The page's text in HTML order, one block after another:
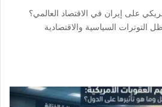
على إيران في الاقتصاد العالمي؟
السياسية والاقتصادية